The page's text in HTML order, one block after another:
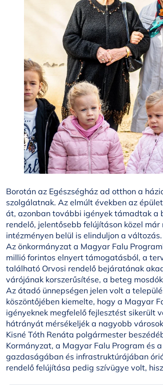
Borotán az Egészségház ad otthon a
szolgálatnak. Az elmúlt években az
át, azonban további igények támadtak a
rendelő, jelentősebb felújításon közel
intézményen belül is elinduljon a változás.
Az önkormányzat a Magyar Falu
millió forintos elnyert támogatásból, a
található Orvosi rendelő bejáratának
várójának korszerűsítése, a beteg
Az átadó ünnepségen jelen volt a
köszöntőjében kiemelte, hogy a Magyar
igényeknek megfelelő fejlesztést sikerült
hátrányát mérsékeljék a nagyobb
Kisné Tóth Renáta polgármester
Kormányzat, a Magyar Falu Program és
gazdaságában és infrastruktúrájában
rendelő felújítása pedig szívügye volt,